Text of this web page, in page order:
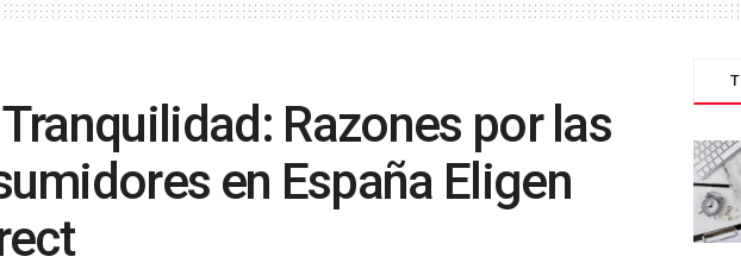
Razones por las
en España Eligen